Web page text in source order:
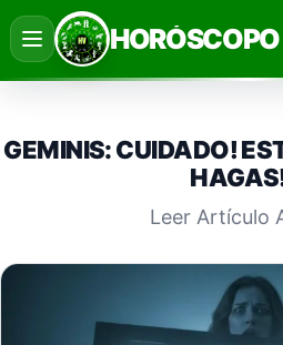
Saltar
al
contenido
GEMINIS: CUIDADO!
Leer Artículo